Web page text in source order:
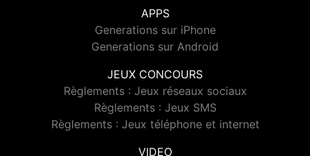
APPS
Generations sur iPhone
Generations sur Android
JEUX CONCOURS
Règlements : Jeux réseaux sociaux
Règlements : Jeux SMS
Règlements : Jeux téléphone et internet
VIDEO